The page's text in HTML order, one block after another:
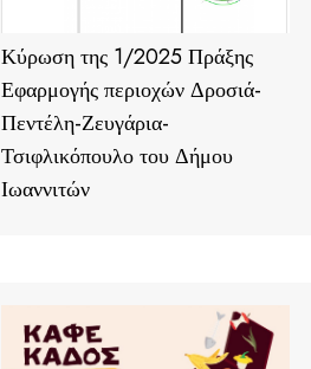
Κύρωση της 1/2025 Πράξης
Εφαρμογής περιοχών Δροσιά-
Πεντέλη-Ζευγάρια-
Τσιφλικόπουλο του Δήμου
Ιωαννιτών